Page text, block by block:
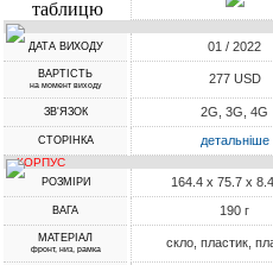
ДАТА ВИХОДУ 01 / 2022
ВАРТІСТЬ
на момент виходу 277 USD
ЗВ'ЯЗОК 2G, 3G, 4G
СТОРІНКА детальніше
КОРПУС
РОЗМІРИ 164.4 x 75.7 x
ВАГА 190 г
МАТЕРІАЛ
фронт, низ, рамка скло, пластик,